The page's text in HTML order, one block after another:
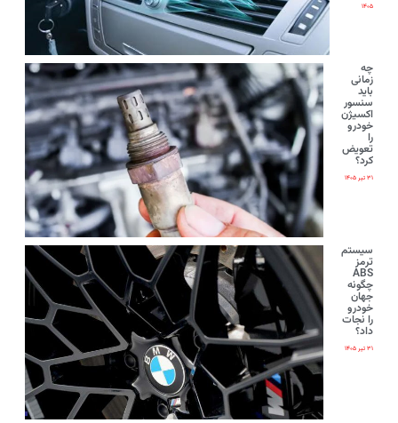
۱۴۰۵
چه
زمانی
باید
سنسور
اکسیژن
خودرو
را
تعویض
کرد؟
۳۱ تیر ۱۴۰۵
سیستم
ترمز
ABS
چگونه
جهان
خودرو
را نجات
داد؟
۳۱ تیر ۱۴۰۵